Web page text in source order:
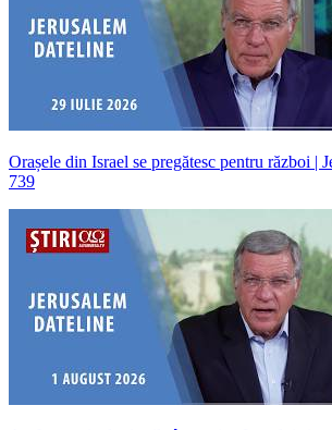
Orașele din Israel se pregătesc pentru război |
739